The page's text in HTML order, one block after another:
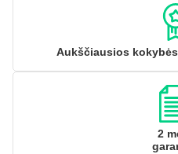
Aukščiausios
2